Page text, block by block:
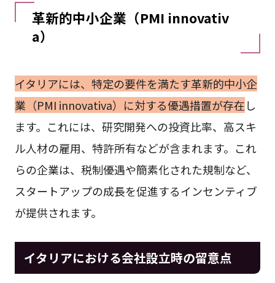
革新的中小企業（PMI innovativ
a）
イタリアには、特定の要件を満たす革新的中小企
業（PMI innovativa）に対する優遇措置が存在し
ます。これには、研究開発への投資比率、高スキ
ル人材の雇用、特許所有などが含まれます。これ
らの企業は、税制優遇や簡素化された規制など、
スタートアップの成長を促進するインセンティブ
が提供されます。
イタリアにおける会社設立時の留意点